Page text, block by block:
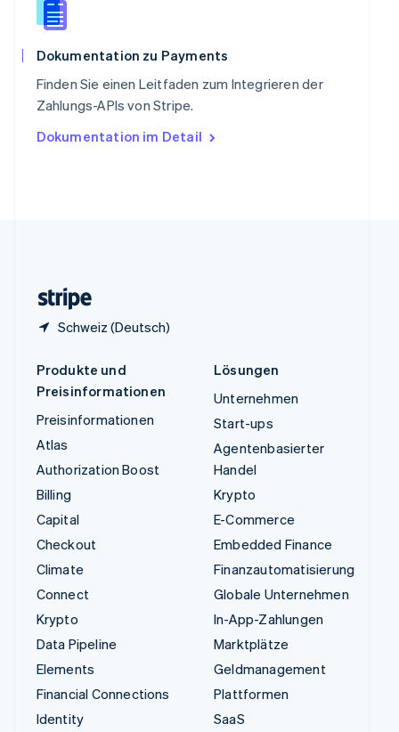
Dokumentation zu Payments
Finden Sie einen Leitfaden zum Integrieren der
Zahlungs-APIs von Stripe.
Dokumentation im Detail
Schweiz (Deutsch)
Spanien
Español
Thailand
Tschechische Republik
English
English
Produkte und
Preisinformationen
Preisinformationen
Atlas
Authorization Boost
Billing
Capital
Checkout
Climate
Connect
Krypto
Data Pipeline
Elements
Financial Connections
Identity
Lösungen
Unternehmen
Start-ups
Agentenbasierter
Handel
Krypto
E-Commerce
Embedded Finance
Finanzautomatisierung
Globale Unternehmen
In-App-Zahlungen
Marktplätze
Geldmanagement
Plattformen
SaaS